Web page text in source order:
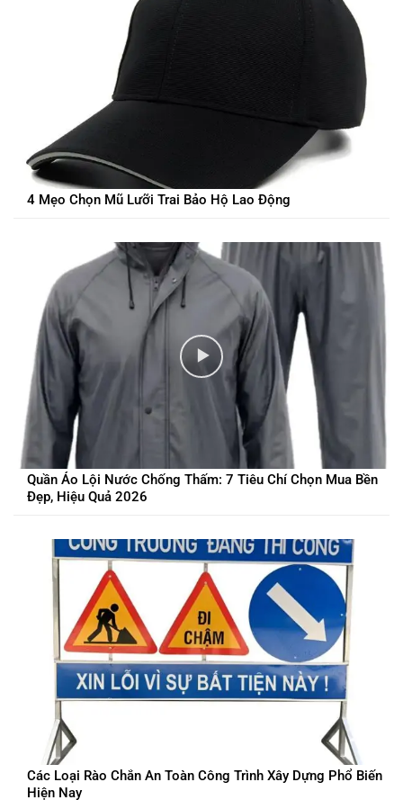
4 Mẹo Chọn Mũ Lưỡi Trai Bảo Hộ Lao Động
Quần Áo Lội Nước Chống Thấm: 7 Tiêu Chí Chọn Mua Bền
Đẹp, Hiệu Quả 2026
Các Loại Rào Chắn An Toàn Công Trình Xây Dựng Phổ Biến
Hiện Nay